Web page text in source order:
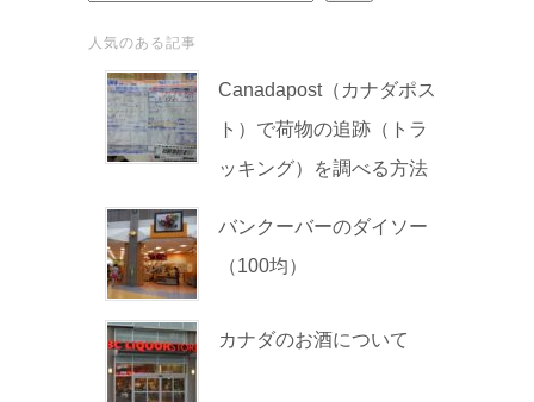
人気のある記事
Canadapost（カナダポス
ト）で荷物の追跡（トラ
ッキング）を調べる方法
バンクーバーのダイソー
（100均）
カナダのお酒について